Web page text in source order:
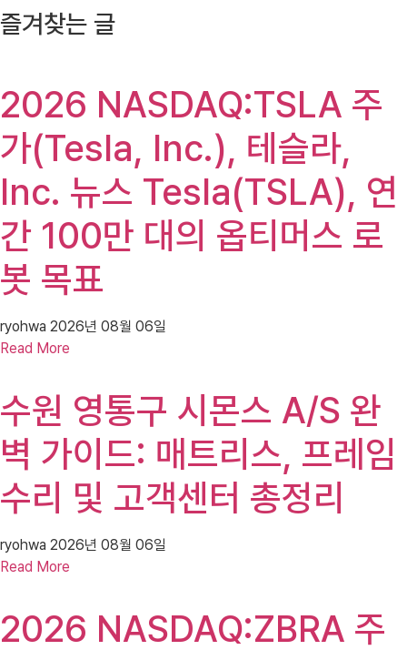
즐겨찾는 글
2026 NASDAQ:TSLA 주
가(Tesla, Inc.), 테슬라,
Inc. 뉴스 Tesla(TSLA), 연
간 100만 대의 옵티머스 로
봇 목표
ryohwa 2026년 08월 06일
Read More
수원 영통구 시몬스 A/S 완
벽 가이드: 매트리스, 프레임
수리 및 고객센터 총정리
ryohwa 2026년 08월 06일
Read More
2026 NASDAQ:ZBRA 주